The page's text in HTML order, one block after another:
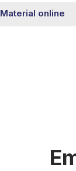
Material online